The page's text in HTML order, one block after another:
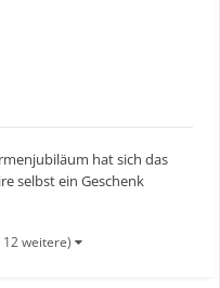
hat sich das
selbst ein Geschenk
Liebherr-Mobilkran LTM
Unternehmen –...
12 weitere)